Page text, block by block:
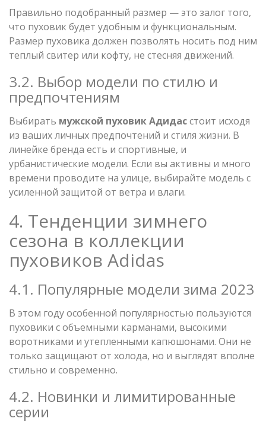
Правильно подобранный размер — это залог того,
что пуховик будет удобным и функциональным.
Размер пуховика должен позволять носить под ним
теплый свитер или кофту, не стесняя движений.
3.2. Выбор модели по стилю и
предпочтениям
Выбирать мужской пуховик Адидасстоит исходя
из ваших личных предпочтений и стиля жизни. В
линейке бренда есть и спортивные, и
урбанистические модели. Если вы активны и много
времени проводите на улице, выбирайте модель с
усиленной защитой от ветра и влаги.
4. Тенденции зимнего
сезона в коллекции
пуховиков Adidas
4.1. Популярные модели зима 2023
В этом году особенной популярностью пользуются
пуховики с объемными карманами, высокими
воротниками и утепленными капюшонами. Они не
только защищают от холода, но и выглядят вполне
стильно и современно.
4.2. Новинки и лимитированные
серии